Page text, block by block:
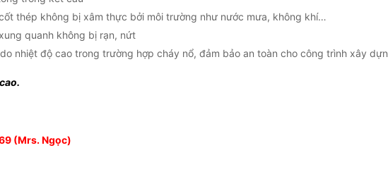
thép không bị xâm thực bởi môi trường như nước mưa, không khí…
quanh không bị rạn, nứt
nhiệt độ cao trong trường hợp cháy nổ, đảm bảo an toàn cho công trình xây
(Mrs. Ngọc)